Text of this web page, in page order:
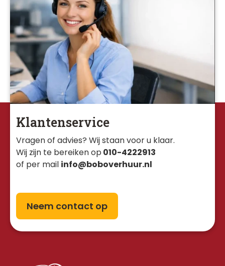
Klantenservice
Vragen of advies? Wij staan voor u klaar.
Wij zijn te bereiken op 010-4222913
of per mail info@boboverhuur.nl
Neem contact op